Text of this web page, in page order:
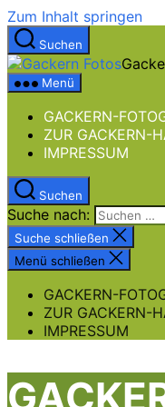
Zum Inhalt springen
Suchen
Menü
GACKERN-
ZUR GACKERN-
IMPRESSUM
Suchen
Suche nach:
Suche schließen
Menü schließen
GACKERN-
ZUR GACKERN-
IMPRESSUM